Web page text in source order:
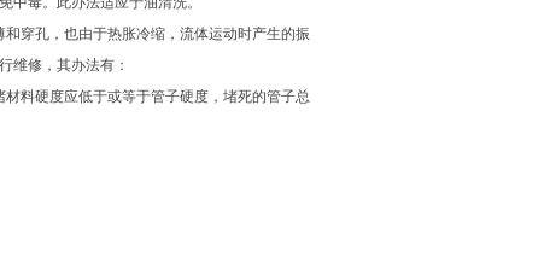
穿孔，也由于热胀冷缩，流体运动时产生的振
维修，其办法有：
料硬度应低于或等于管子硬度，堵死的管子总